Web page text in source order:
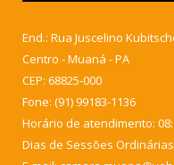
End.: Rua Juscelino
Centro - Muaná - PA
CEP: 68825-000
Fone: (91) 99183-1136
Horário de atendimento:
Dias de Sessões